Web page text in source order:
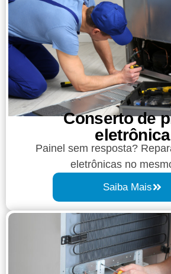
Conserto de
eletrônica
Painel sem resposta?
eletrônicas no
Saiba Mais